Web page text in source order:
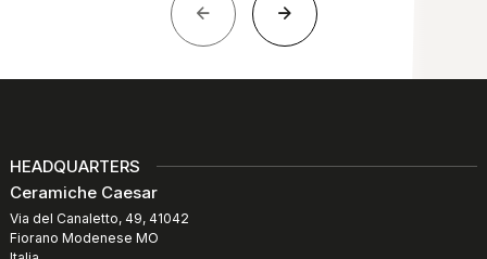
HEADQUARTERS
Ceramiche Caesar
Via del Canaletto, 49, 41042
Fiorano Modenese MO